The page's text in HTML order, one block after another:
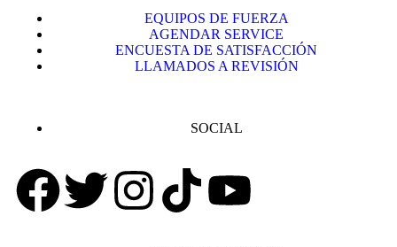
EQUIPOS DE FUERZA
AGENDAR SERVICE
ENCUESTA DE SATISFACCIÓN
LLAMADOS A REVISIÓN
SOCIAL